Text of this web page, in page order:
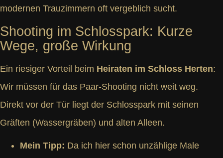
modernen Trauzimmern oft vergeblich sucht.
Shooting im Schlosspark: Kurze
Wege, große Wirkung
Ein riesiger Vorteil beim Heiraten im Schloss Herten:
Wir müssen für das Paar-Shooting nicht weit weg.
Direkt vor der Tür liegt der Schlosspark mit seinen
Gräften (Wassergräben) und alten Alleen.
Mein Tipp: Da ich hier schon unzählige Male